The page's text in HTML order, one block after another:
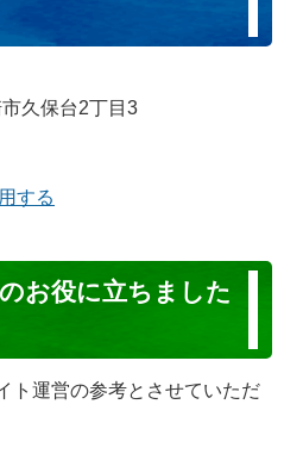
久保台2丁目3
する
お役に立ちました
ト運営の参考とさせていただ